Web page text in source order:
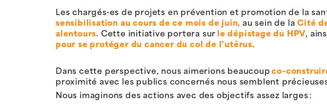
Les chargés·es de projets en prévention et promotion de la
sensibilisation au cours de ce mois de juin, au sein de laCité
alentours. Cette initiative portera sur le dépistage du HPV,
pour se protéger du cancer du col de l’utérus.
Dans cette perspective, nous aimerions beaucoupco-
proximité avec les publics concernés nous semblent
Nous imaginons des actions avec des objectifs assez larges :